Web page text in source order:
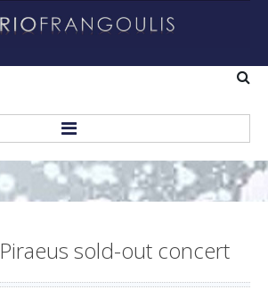
Home
Biography
Piraeus sold-out concert